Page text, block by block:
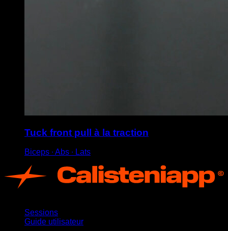
Tuck front pull à la traction
Biceps ∙ Abs ∙ Lats
Sessions
Guide utilisateur